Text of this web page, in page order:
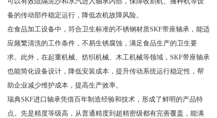
备的传动部件稳定运行，降低农机故障风险。
在食品加工设备中，符合卫生标准的不锈钢材质SKF带座轴承，能适
应频繁清洗的工作条件，不易生锈腐蚀，满足食品生产的卫生要
求。此外，在起重机械、纺织机械、木工机械等领域，SKF带座轴承
也能简化设备设计，降低安装成本，提升传动系统运行稳定性，帮
助企业减少维护成本，提高生产效率。
瑞典SKF进口轴承凭借百年制造经验和技术，形成了鲜明的产品特
点。先是精度等级高，从普通精度到超精密级都有完善覆盖，能满